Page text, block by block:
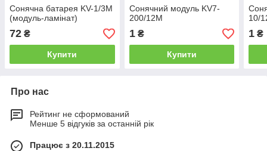
Сонячна батарея KV-1/3M
(модуль-ламінат)
72 ₴
Купити
Сонячний модуль KV7-
200/12М
1₴
Купити
10/
1 ₴
Про нас
Рейтинг не сформований
Менше 5 відгуків за останній рік
Працює з 20.11.2015